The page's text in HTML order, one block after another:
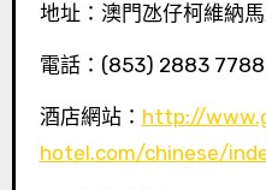
地址：澳門氹仔柯維納
電話：(853) 2883 7788
酒店網站： http://
hotel.com/chinese/